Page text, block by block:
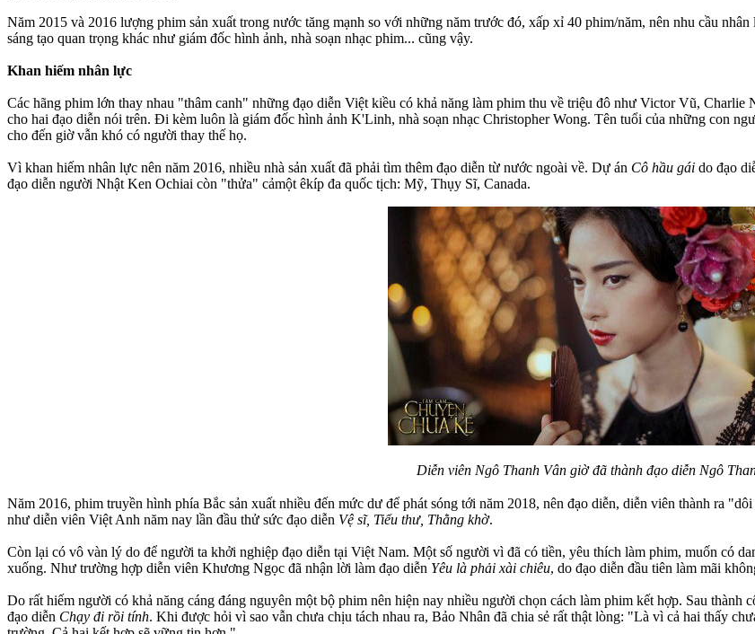
Năm 2015 và 2016 lượng phim sản xuất trong nước tăng mạnh so với những năm trước đó, xấp xỉ 40 phim/năm, nên nhu cầu
sáng tạo quan trọng khác như giám đốc hình ảnh, nhà soạn nhạc phim... cũng vậy.
Khan hiếm nhân lực
Các hãng phim lớn thay nhau "thâm canh" những đạo diễn Việt kiều có khả năng làm phim thu về triệu đô như Victor Vũ,
cho hai đạo diễn nói trên. Đi kèm luôn là giám đốc hình ảnh K'Linh, nhà soạn nhạc Christopher Wong. Tên tuổi của những con
cho đến giờ vẫn khó có người thay thế họ.
Vì khan hiếm nhân lực nên năm 2016, nhiều nhà sản xuất đã phải tìm thêm đạo diễn từ nước ngoài về. Dự án Cô hầu gái do đạo
đạo diễn người Nhật Ken Ochiai còn "thửa" cảmột êkíp đa quốc tịch: Mỹ, Thụy Sĩ, Canada.
Diễn viên Ngô Thanh Vân giờ đã thành đạo diễn Ngô
Năm 2016, phim truyền hình phía Bắc sản xuất nhiều đến mức dư để phát sóng tới năm 2018, nên đạo diễn, diễn viên thành ra
như diễn viên Việt Anh năm nay lần đầu thử sức đạo diễn Vệ sĩ, Tiểu thư, Thằng khờ.
Còn lại có vô vàn lý do để người ta khởi nghiệp đạo diễn tại Việt Nam. Một số người vì đã có tiền, yêu thích làm phim, muốn có
xuống. Như trường hợp diễn viên Khương Ngọc đã nhận lời làm đạo diễn Yêu là phải xài chiêu, do đạo diễn đầu tiên làm mãi
Do rất hiếm người có khả năng cáng đáng nguyên một bộ phim nên hiện nay nhiều người chọn cách làm phim kết hợp. Sau thành
đạo diễn Chạy đi rồi tính. Khi được hỏi vì sao vẫn chưa chịu tách nhau ra, Bảo Nhân đã chia sẻ rất thật lòng: "Là vì cả hai thấy